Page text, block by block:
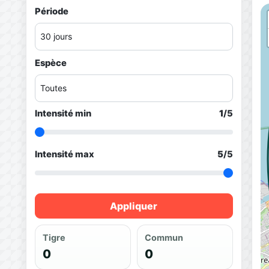
Période
Espèce
Intensité min 1/5
Intensité max 5/5
Appliquer
Tigre
0
Commun
0